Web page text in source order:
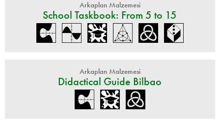
Arkaplan Malzemesi
School Taskbook: From 5 to 15
Arkaplan Malzemesi
Didactical Guide Bilbao